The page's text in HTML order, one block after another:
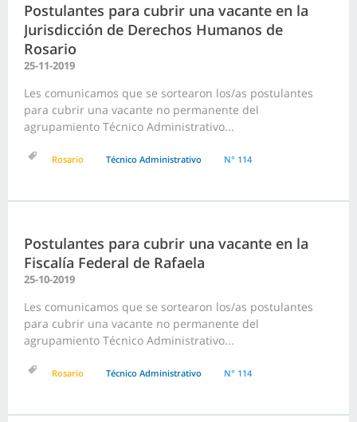
Postulantes para cubrir una vacante en la
Jurisdicción de Derechos Humanos de
Rosario
25-11-2019
Les comunicamos que se sortearon los/as postulantes
para cubrir una vacante no permanente del
agrupamiento Técnico Administrativo...
Rosario Técnico Administrativo N° 114
Postulantes para cubrir una vacante en la
Fiscalía Federal de Rafaela
25-10-2019
Les comunicamos que se sortearon los/as postulantes
para cubrir una vacante no permanente del
agrupamiento Técnico Administrativo...
Rosario Técnico Administrativo N° 114